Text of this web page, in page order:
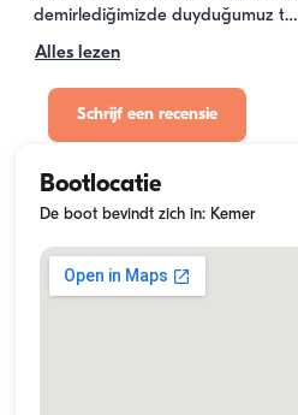
demirlediğimizde duyduğumuz t…
Alles lezen
Schrijf een recensie
Bootlocatie
De boot bevindt zich in: Kemer